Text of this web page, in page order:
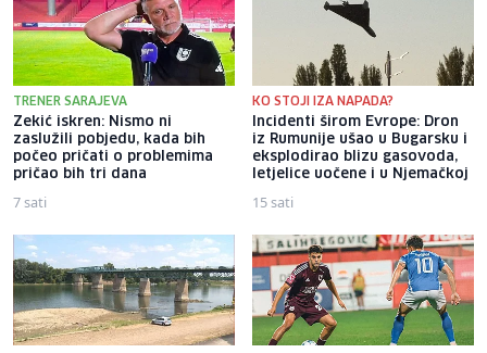
TRENER SARAJEVA
Zekić iskren: Nismo ni
zaslužili pobjedu, kada bih
počeo pričati o problemima
pričao bih tri dana
7 sati
KO STOJI IZA NAPADA?
Incidenti širom Evrope: Dron
iz Rumunije ušao u Bugarsku i
eksplodirao blizu gasovoda,
letjelice uočene i u Njemačkoj
15 sati